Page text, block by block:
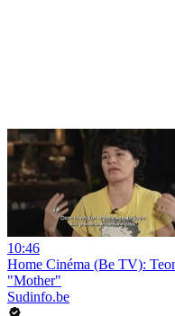
10:46
Home Cinéma (Be TV):
"Mother"
Sudinfo.be